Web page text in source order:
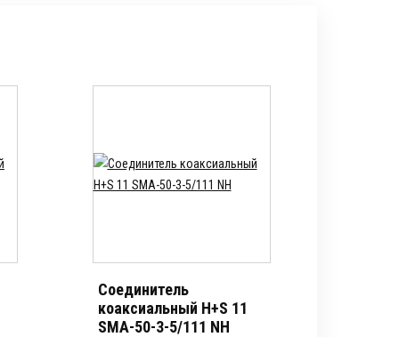
Соединитель
коаксиальный H+S 11
SMA-50-3-5/111 NH